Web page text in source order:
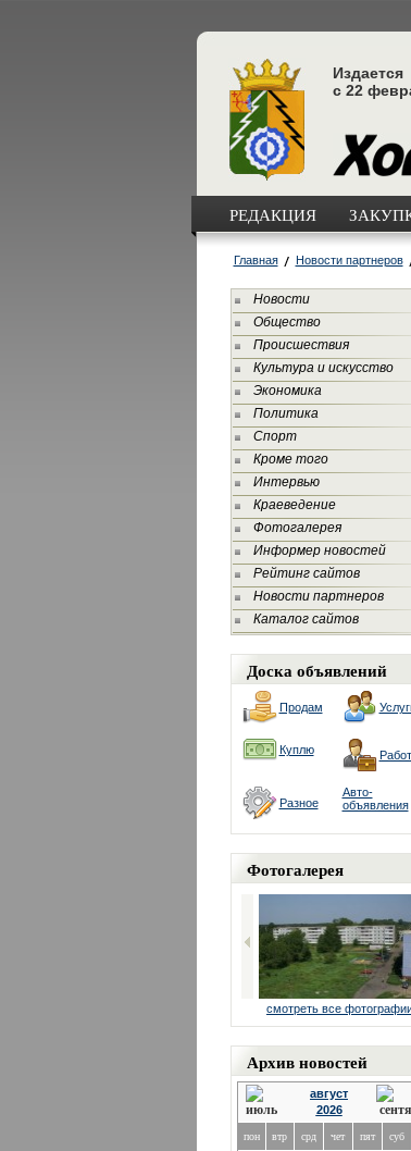
Издается
с 22
РЕДАКЦИЯ
Главная Новости партнеров
Новости
Общество
Происшествия
Культура и искусство
Экономика
Политика
Спорт
Кроме того
Интервью
Краеведение
Фотогалерея
Информер новостей
Рейтинг сайтов
Новости партнеров
Каталог сайтов
Доска объявлений
Продам
Куплю
Разное
Авто-
объявления
Фотогалерея
смотреть все
Архив новостей
август
2026
пон втр срд чет пят суб